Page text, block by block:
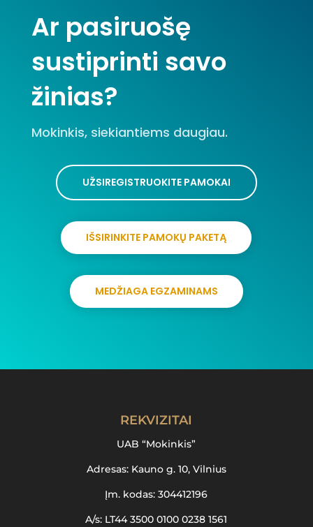
Ar pasiruošę
sustiprinti savo
žinias?
Mokinkis, siekiantiems daugiau.
UŽSIREGISTRUOKITE PAMOKAI
IŠSIRINKITE PAMOKŲ PAKETĄ
MEDŽIAGA EGZAMINAMS
REKVIZITAI
UAB “Mokinkis”
Adresas: Kauno g. 10, Vilnius
Įm. kodas: 304412196
A/s: LT44 3500 0100 0238 1561